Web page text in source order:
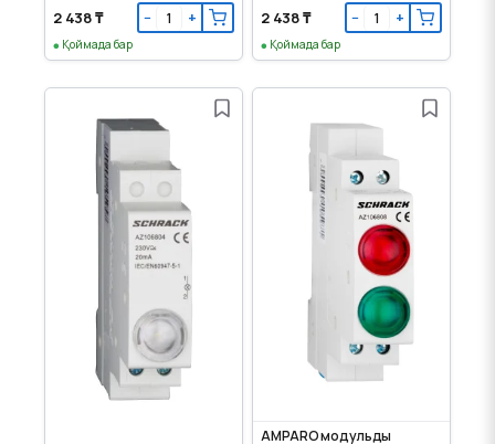
2 438 ₸ − +
Қоймада бар
2 438 ₸ − +
Қоймада бар
AMPARO модульды